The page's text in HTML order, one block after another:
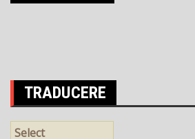
TRADUCERE
Select